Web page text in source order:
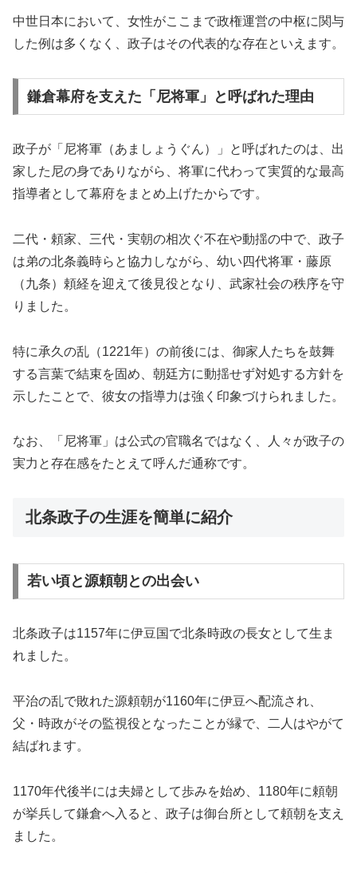
中世日本において、女性がここまで政権運営の中枢に関与
した例は多くなく、政子はその代表的な存在といえます。
鎌倉幕府を支えた「尼将軍」と呼ばれた理由
政子が「尼将軍（あましょうぐん）」と呼ばれたのは、出
家した尼の身でありながら、将軍に代わって実質的な最高
指導者として幕府をまとめ上げたからです。
二代・頼家、三代・実朝の相次ぐ不在や動揺の中で、政子
は弟の北条義時らと協力しながら、幼い四代将軍・藤原
（九条）頼経を迎えて後見役となり、武家社会の秩序を守
りました。
特に承久の乱（1221年）の前後には、御家人たちを鼓舞
する言葉で結束を固め、朝廷方に動揺せず対処する方針を
示したことで、彼女の指導力は強く印象づけられました。
なお、「尼将軍」は公式の官職名ではなく、人々が政子の
実力と存在感をたとえて呼んだ通称です。
北条政子の生涯を簡単に紹介
若い頃と源頼朝との出会い
北条政子は1157年に伊豆国で北条時政の長女として生ま
れました。
平治の乱で敗れた源頼朝が1160年に伊豆へ配流され、
父・時政がその監視役となったことが縁で、二人はやがて
結ばれます。
1170年代後半には夫婦として歩みを始め、1180年に頼朝
が挙兵して鎌倉へ入ると、政子は御台所として頼朝を支え
ました。